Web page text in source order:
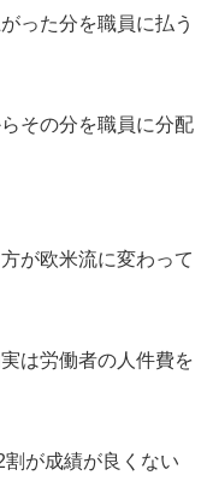
った分を職員に払う
その分を職員に分配
が欧米流に変わって
は労働者の人件費を
が成績が良くない